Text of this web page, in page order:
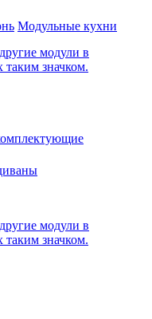
Модульные кухни
модули в
значком.
модули в
значком.